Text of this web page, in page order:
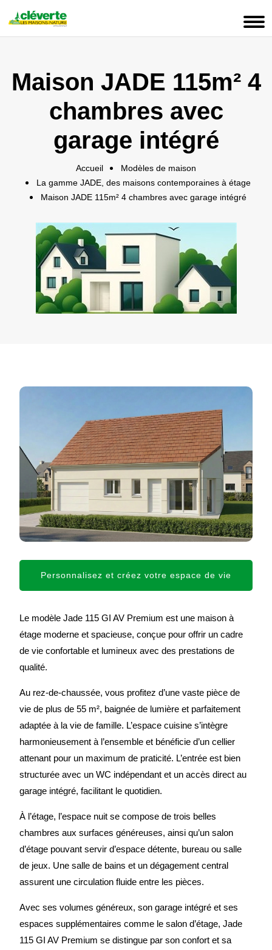
Maison JADE 115m² 4
chambres avec
garage intégré
Accueil
Modèles de maison
La gamme JADE, des maisons contemporaines à étage
Maison JADE 115m² 4 chambres avec garage intégré
Personnalisez et créez votre espace de vie
Le modèle Jade 115 GI AV Premium est une maison à
étage moderne et spacieuse, conçue pour offrir un cadre
de vie confortable et lumineux avec des prestations de
qualité.
Au rez-de-chaussée, vous profitez d’une vaste pièce de
vie de plus de 55 m², baignée de lumière et parfaitement
adaptée à la vie de famille. L’espace cuisine s’intègre
harmonieusement à l’ensemble et bénéficie d’un cellier
attenant pour un maximum de praticité. L’entrée est bien
structurée avec un WC indépendant et un accès direct au
garage intégré, facilitant le quotidien.
À l’étage, l’espace nuit se compose de trois belles
chambres aux surfaces généreuses, ainsi qu’un salon
d’étage pouvant servir d’espace détente, bureau ou salle
de jeux. Une salle de bains et un dégagement central
assurent une circulation fluide entre les pièces.
Avec ses volumes généreux, son garage intégré et ses
espaces supplémentaires comme le salon d’étage, Jade
115 GI AV Premium se distingue par son confort et sa